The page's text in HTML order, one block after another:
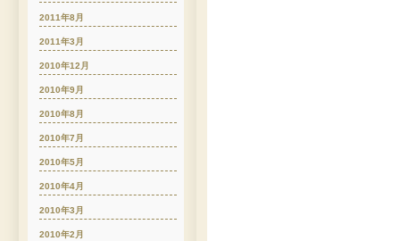
2011年8月
2011年3月
2010年12月
2010年9月
2010年8月
2010年7月
2010年5月
2010年4月
2010年3月
2010年2月